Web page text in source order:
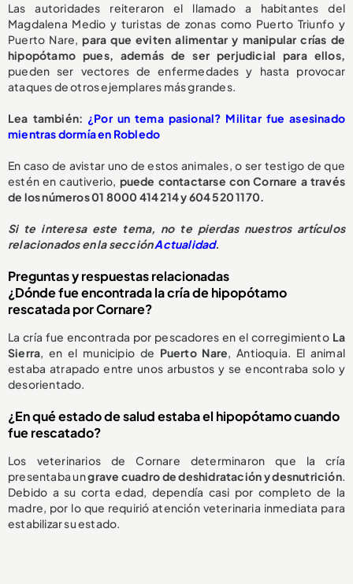
Las autoridades reiteraron el llamado a habitantes del
Magdalena Medio y turistas de zonas como Puerto Triunfo y
Puerto Nare, para que eviten alimentar y manipular crías de
hipopótamo pues, además de ser perjudicial para ellos,
pueden ser vectores de enfermedades y hasta provocar
ataques de otros ejemplares más grandes.
Lea también: ¿Por un tema pasional? Militar fue asesinado
mientras dormía en Robledo
En caso de avistar uno de estos animales, o ser testigo de que
estén en cautiverio, puede contactarse con Cornare a través
de los números 01 8000 414 214 y 604 520 1170.
Si te interesa este tema, no te pierdas nuestros artículos
relacionados en la secciónActualidad.
Preguntas y respuestas relacionadas
¿Dónde fue encontrada la cría de hipopótamo
rescatada por Cornare?
La cría fue encontrada por pescadores en el corregimiento La
Sierra, en el municipio de Puerto Nare, Antioquia. El animal
estaba atrapado entre unos arbustos y se encontraba solo y
desorientado.
¿En qué estado de salud estaba el hipopótamo cuando
fue rescatado?
Los veterinarios de Cornare determinaron que la cría
presentaba ungrave cuadro de deshidratación y desnutrición.
Debido a su corta edad, dependía casi por completo de la
madre, por lo que requirió atención veterinaria inmediata para
estabilizar su estado.